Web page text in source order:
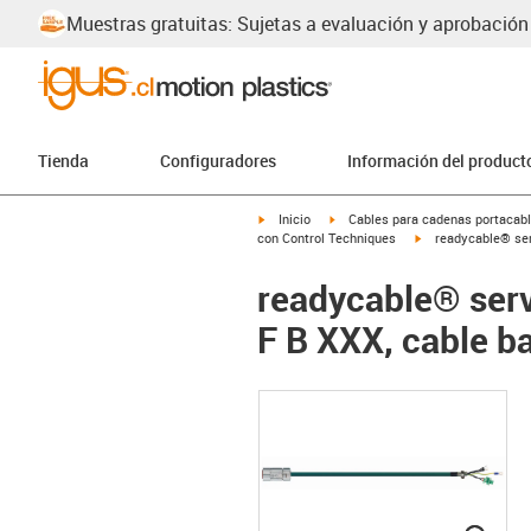
Muestras gratuitas: Sujetas a evaluación y
Tienda Configuradores Información del
igus-icon-arrow-right
Inicio igus-icon-arrow-right
Cables para cadenas
con Control Techniques
igus-icon-arrow-
readycable®
readycable®
F B XXX, cable